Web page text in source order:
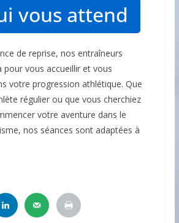
vous attend
de reprise, nos entraîneurs
pour vous accueillir et vous
votre progression athlétique. Que
régulier ou que vous cherchiez
votre aventure dans le
nos séances sont adaptées à